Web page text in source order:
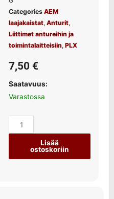
Categories AEM
laajakaistat, Anturit,
Liittimet antureihin ja
toimintalaitteisiin, PLX
7,50 €
Saatavuus:
Varastossa
Lisää
ostoskoriin